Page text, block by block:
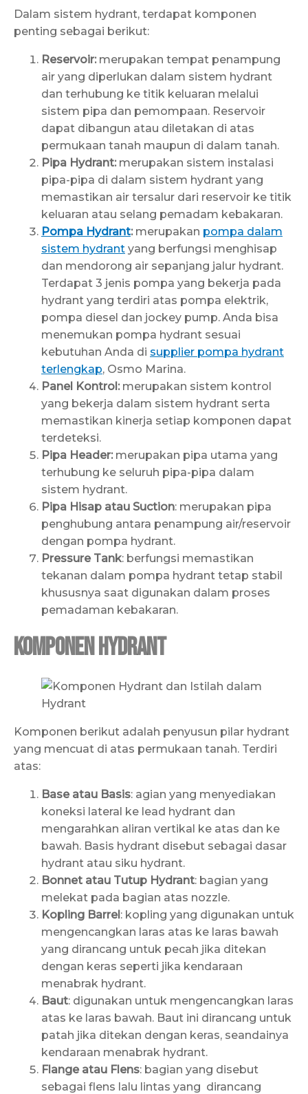
Dalam sistem hydrant, terdapat komponen
penting sebagai berikut:
Reservoir:merupakan tempat penampung
air yang diperlukan dalam sistem hydrant
dan terhubung ke titik keluaran melalui
sistem pipa dan pemompaan. Reservoir
dapat dibangun atau diletakan di atas
permukaan tanah maupun di dalam tanah.
Pipa Hydrant: merupakan sistem instalasi
pipa-pipa di dalam sistem hydrant yang
memastikan air tersalur dari reservoir ke titik
keluaran atau selang pemadam kebakaran.
Pompa Hydrant: merupakan pompa dalam
sistem hydrant yang berfungsi menghisap
dan mendorong air sepanjang jalur hydrant.
Terdapat 3 jenis pompa yang bekerja pada
hydrant yang terdiri atas pompa elektrik,
pompa diesel dan jockey pump. Anda bisa
menemukan pompa hydrant sesuai
kebutuhan Anda di supplier pompa hydrant
terlengkap, Osmo Marina.
Panel Kontrol: merupakan sistem kontrol
yang bekerja dalam sistem hydrant serta
memastikan kinerja setiap komponen dapat
terdeteksi.
Pipa Header: merupakan pipa utama yang
terhubung ke seluruh pipa-pipa dalam
sistem hydrant.
Pipa Hisap atau Suction: merupakan pipa
penghubung antara penampung air/reservoir
dengan pompa hydrant.
Pressure Tank: berfungsi memastikan
tekanan dalam pompa hydrant tetap stabil
khususnya saat digunakan dalam proses
pemadaman kebakaran.
Komponen Hydrant
Komponen berikut adalah penyusun pilar hydrant
yang mencuat di atas permukaan tanah. Terdiri
atas:
Base atau Basis: agian yang menyediakan
koneksi lateral ke lead hydrant dan
mengarahkan aliran vertikal ke atas dan ke
bawah. Basis hydrant disebut sebagai dasar
hydrant atau siku hydrant.
Bonnet atau Tutup Hydrant: bagian yang
melekat pada bagian atas nozzle.
Kopling Barrel: kopling yang digunakan untuk
mengencangkan laras atas ke laras bawah
yang dirancang untuk pecah jika ditekan
dengan keras seperti jika kendaraan
menabrak hydrant.
Baut: digunakan untuk mengencangkan laras
atas ke laras bawah. Baut ini dirancang untuk
patah jika ditekan dengan keras, seandainya
kendaraan menabrak hydrant.
Flange atau Flens: bagian yang disebut
sebagai flens lalu lintas yang dirancang